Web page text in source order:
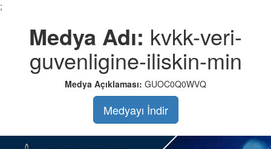
;
Medya Adı: kvkk-veri-
guvenligine-iliskin-min
Medya Açıklaması: GUOC0Q0WVQ
Medyayı İndir